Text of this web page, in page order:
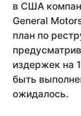
в США
General
план по
издержек на
быть
ожидалось.